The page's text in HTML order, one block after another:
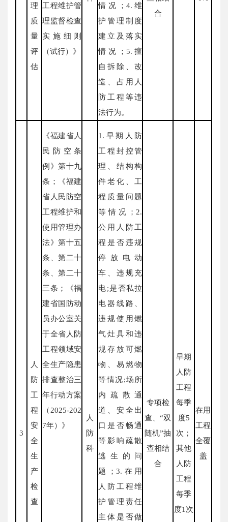
理
质
量
评
估
工程维护管
理监督检查
实施细则
（试行）》
情况；4.维
护管理制度
建立及落实
情况；5.擅
自拆除、改
造、占用人
防工程等违
法行为。
合
3
人
防
工
程
安
全
生
产
检
查
《福建省人
民防空条
例》第十九
条；《福建
省人民防空
工程维护和
使用管理办
法》第十五
条、第二十
条、第二十
三条；《福
建省国防动
员办公室关
于全省人防
工程领域安
全生产隐患
排查整治三
年行动方案
（2025-202
7年）》
人
防
科
1.早期人防
工程封控管
理、结构构
件老化、工
程质量问题
等情况；2.
公用人防工
程是否违规
停放电动
车、违规充
电;是否私拉
电器线路、
违规使用燃
气灶具和违
规存放可燃
物、易燃物
等情况;场所
内疏散通
道、安全出
口是否畅通
等影响疏散
逃生的问
题；3.在用
人防工程维
护管理责任
主体是否做
专项检
查、“双
随机”抽
查相结
合
早期
人防
工程
每季
度5
次；
其他
人防
工程
每季
度1次
在用
工程
全覆
盖